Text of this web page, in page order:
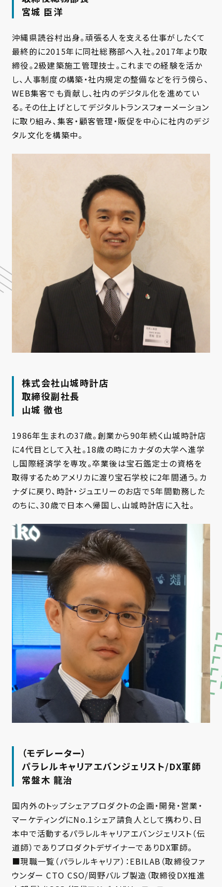
宮城 臣洋
沖縄県読谷村出身。頑張る人を支える仕事がしたくて
最終的に2015年に同社総務部へ入社。2017年より取
締役。2級建築施工管理技士。これまでの経験を活か
し、人事制度の構築・社内規定の整備などを行う傍ら、
WEB集客でも貢献し、社内のデジタル化を進めてい
る。その仕上げとしてデジタルトランスフォーメーション
に取り組み、集客・顧客管理・販促を中心に社内のデジ
タル文化を構築中。
株式会社山城時計店
取締役副社長
山城 徹也
1986年生まれの37歳。創業から90年続く山城時計店
に4代目として入社。18歳の時にカナダの大学へ進学
し国際経済学を専攻。卒業後は宝石鑑定士の資格を
取得するためアメリカに渡り宝石学校に2年間通う。カ
ナダに戻り、時計・ジュエリーのお店で5年間勤務した
のちに、30歳で日本へ帰国し、山城時計店に入社。
（モデレーター）
パラレルキャリアエバンジェリスト/DX軍師
常盤木 龍治
国内外のトップシェアプロダクトの企画・開発・営業・
マーケティングにNo.1シェア請負人として携わり、日
本中で活動するパラレルキャリアエバンジェリスト（伝
道師）でありプロダクトデザイナーでありDX軍師。
■現職一覧（パラレルキャリア）：EBILAB（取締役ファ
ウンダー CTO CSO/岡野バルブ製造（取締役DX推進